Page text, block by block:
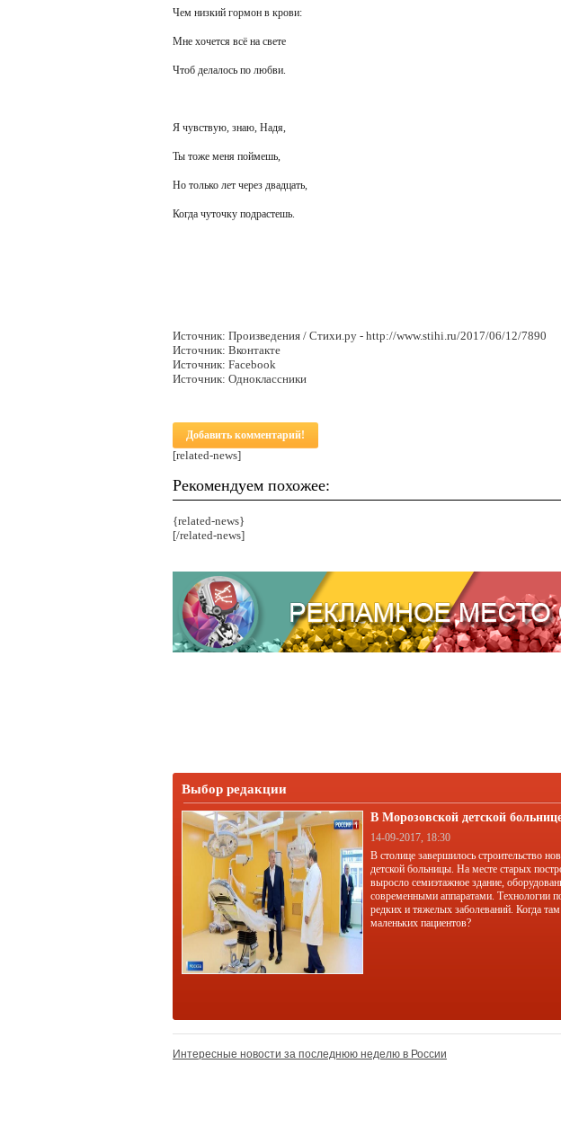
Чем низкий гормон в крови:
Мне хочется всё на свете
Чтоб делалось по любви.
Я чувствую, знаю, Надя,
Ты тоже меня поймешь,
Но только лет через двадцать,
Когда чуточку подрастешь.
Источник: Произведения / Стихи.ру - http://www.stihi.ru/2017/06/12/7890
Источник: Вконтакте
Источник: Facebook
Источник: Одноклассники
Добавить комментарий!
[related-news]
Рекомендуем похожее:
{related-news}
[/related-news]
Выбор редакции
В Морозовской детской
корпус
14-09-2017, 18:30
В столице завершилось строительство
детской больницы. На месте старых
выросло семиэтажное здание,
современными аппаратами. Технологии
редких и тяжелых заболеваний. Когда
маленьких пациентов?
Интересные новости за последнюю неделю в России